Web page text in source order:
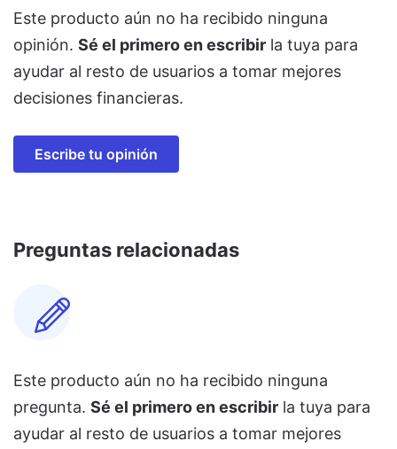
Este producto aún no ha recibido ninguna
opinión. Sé el primero en escribir la tuya para
ayudar al resto de usuarios a tomar mejores
decisiones financieras.
Escribe tu opinión
Preguntas relacionadas
Este producto aún no ha recibido ninguna
pregunta. Sé el primero en escribir la tuya para
ayudar al resto de usuarios a tomar mejores